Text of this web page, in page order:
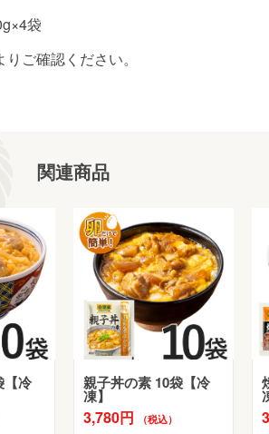
袋
ご確認ください。
関連商品
【冷 親子丼の素 10袋【冷
凍】
3,780円 （税込）